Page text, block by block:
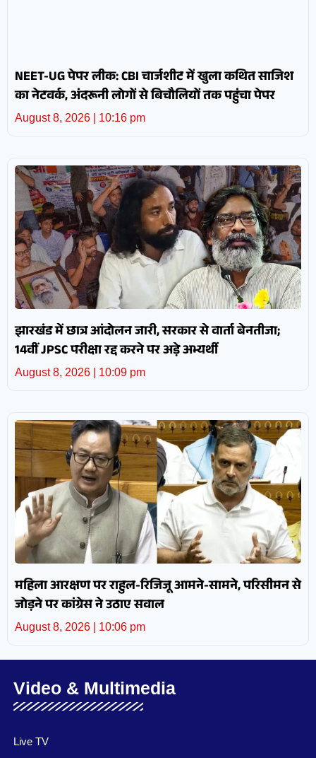
NEET-UG पेपर लीक: CBI चार्जशीट में खुला कथित साजिश
का नेटवर्क, अंदरूनी लोगों से बिचौलियों तक पहुंचा पेपर
August 8, 2026 10:16 pm
झारखंड में छात्र आंदोलन जारी, सरकार से वार्ता बेनतीजा;
14वीं JPSC परीक्षा रद्द करने पर अड़े अभ्यर्थी
August 8, 2026 10:09 pm
महिला आरक्षण पर राहुल-रिजिजू आमने-सामने, परिसीमन से
जोड़ने पर कांग्रेस ने उठाए सवाल
August 8, 2026 10:06 pm
Video & Multimedia
Live TV